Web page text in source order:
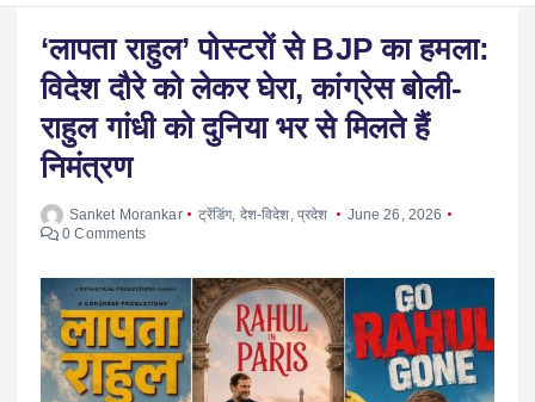
‘लापता राहुल’ पोस्टरों से BJP का हमला:
विदेश दौरे को लेकर घेरा, कांग्रेस बोली-
राहुल गांधी को दुनिया भर से मिलते हैं
निमंत्रण
Sanket Morankar ट्रेंडिंग, देश-विदेश प्रदेश
June 26, 2026
0 Comments